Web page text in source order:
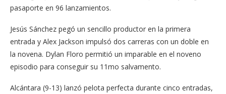
pasaporte en 96 lanzamientos.
Jesús Sánchez pegó un sencillo productor en la primera
entrada y Alex Jackson impulsó dos carreras con un doble en
la novena. Dylan Floro permitió un imparable en el noveno
episodio para conseguir su 11mo salvamento.
Alcántara (9-13) lanzó pelota perfecta durante cinco entradas,